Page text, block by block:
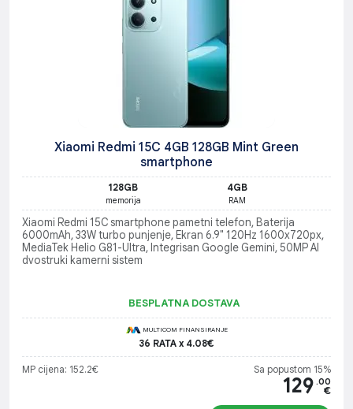
Xiaomi Redmi 15C 4GB 128GB Mint Green
smartphone
128GB
memorija
4GB
RAM
Xiaomi Redmi 15C smartphone pametni telefon, Baterija
6000mAh, 33W turbo punjenje, Ekran 6.9" 120Hz 1600x720px,
MediaTek Helio G81-Ultra, Integrisan Google Gemini, 50MP AI
dvostruki kamerni sistem
BESPLATNA DOSTAVA
MULTICOM FINANSIRANJE
36 RATA x 4.08€
MP cijena: 152.2€ Sa popustom 15%
129 .00
€